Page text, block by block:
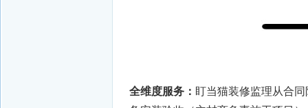
全维度服务： 盯当猫装修监理从合